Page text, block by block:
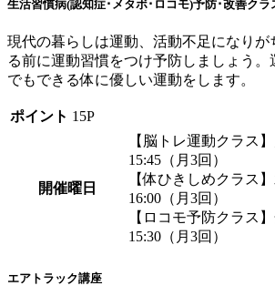
生活習慣病(認知症･メタボ･ロコモ)予防･改善クラ
現代の暮らしは運動、活動不足になりが
る前に運動習慣をつけ予防しましょう
でもできる体に優しい運動をします。
ポイント 15P
開催曜日
【脳トレ運動クラス
15:45（月3回）
【体ひきしめクラス
16:00（月3回）
【ロコモ予防クラス
15:30（月3回）
エアトラック講座